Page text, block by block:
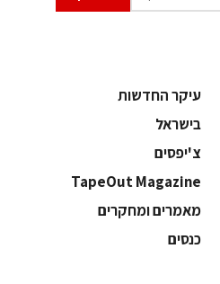
עיקר החדשות
בישראל
צ'יפסים
TapeOut Magazine
מאמרים ומחקרים
כנסים